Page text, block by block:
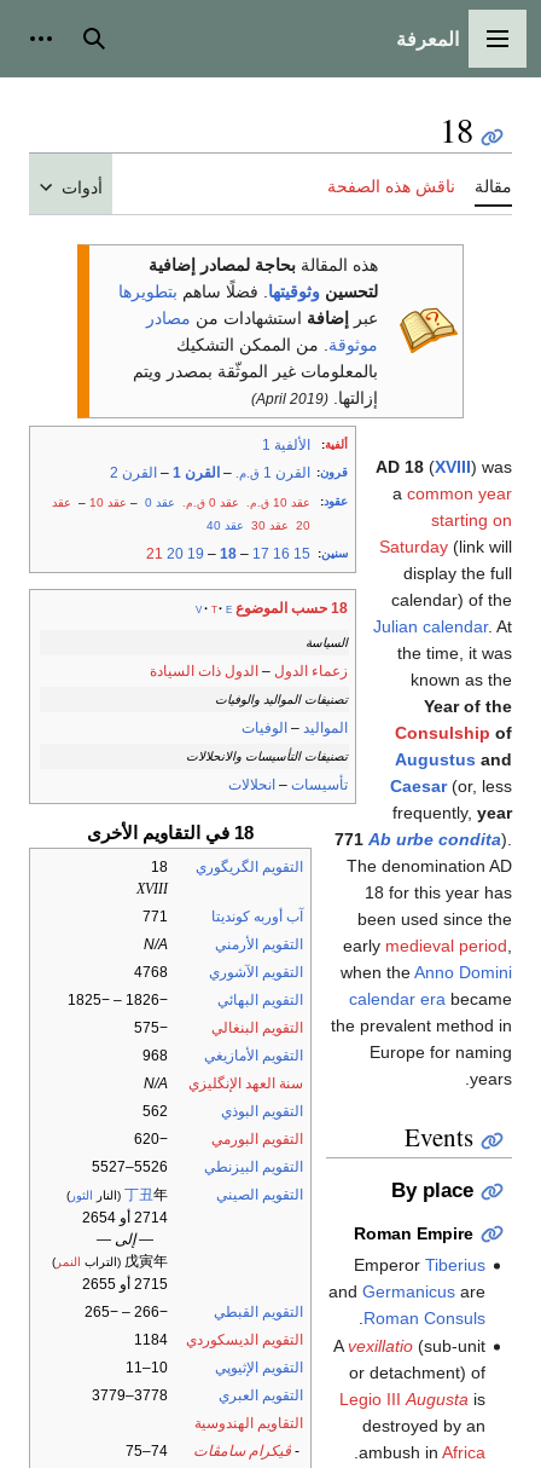
القائمة الرئيسية
المعرفة بحث
18
مقالة ناقش هذه الصفحة أدوات
هذه المقالة بحاجة لمصادر إضافية
لتحسين وثوقيتها فضلًا ساهم بتطويرها
عبر
إضافة استشهادات من مصادر
موثوقة . من الممكن التشكيك
بالمعلومات غير الموثّقة بمصدر ويتم
إزالتها.
(April 2019)
ألفية: الألفية 1
قرون: القرن 1 ق.م. – القرن 1 – القرن 2
عقود: عقد 10 ق.م. عقد 0 ق.م. عقد 0 – عقد 10 – عقد
20
عقد 30 عقد 40
سنين:
15
16
17
–
18
–
19
20
21
18 حسب الموضوع v t e
السياسة
زعماء الدول – الدول ذات السيادة
تصنيفات المواليد والوفيات
المواليد – الوفيات
تصنيفات التأسيسات والانحلالات
تأسيسات – انحلالات
18 في التقاويم الأخرى
التقويم الگريگوري
18
XVIII
آب أوربه كونديتا
771
التقويم الأرمني
N/A
التقويم الآشوري
4768
التقويم البهائي
−1826 – −1825
التقويم البنغالي
−575
التقويم الأمازيغي
968
سنة العهد الإنگليزي
N/A
التقويم البوذي
562
التقويم البورمي
−620
التقويم البيزنطي
5526–5527
التقويم الصيني
丁丑年 (النار الثور )
2714 أو 2654
— إلى —
戊寅年 (التراب النمر )
2715 أو 2655
التقويم القبطي
−266 – −265
التقويم الديسكوردي
1184
التقويم الإثيوپي
10–11
التقويم العبري
3778–3779
التقاويم الهندوسية
- ڤيكرام سامڤات
74–75
AD 18 (XVIII) was
a common year
starting on
Saturday (link will
display the full
calendar) of the
Julian calendar. At
the time, it was
known as the
Year of the
Consulship of
Augustus and
Caesar(or, less
frequently, year
771 Ab urbe condita).
The denomination AD
18 for this year has
been used since the
early medieval period
when theAnno Domini
calendar era became
the prevalent method in
Europe for naming
years.
Events
By place
Roman Empire
Emperor Tiberius
and Germanicusare
Roman Consuls
Avexillatio(sub-unit
or detachment) of
Legio III Augusta is
destroyed by an
ambush in Africa